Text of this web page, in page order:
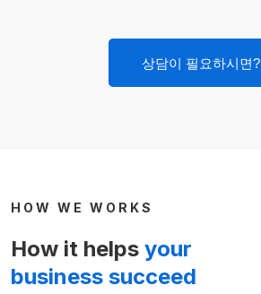
상담이 필요하시면?
HOW WE WORKS
How it helps your
business succeed